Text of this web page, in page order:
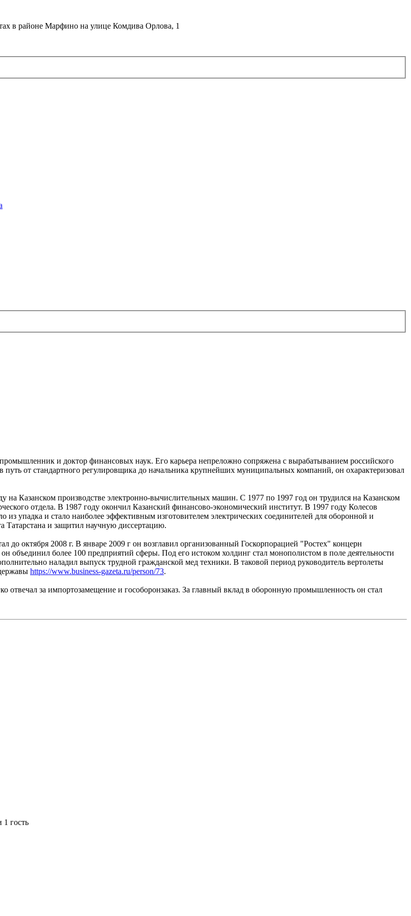
в районе Марфино на улице Комдива Орлова, 1
и доктор финансовых наук. Его карьера непреложно сопряжена с вырабатыванием российского
от стандартного регулировщика до начальника крупнейших муниципальных компаний, он охарактеризовал
на Казанском производстве электронно-вычислительных машин. С 1977 по 1997 год он трудился на Казанском
отдела. В 1987 году окончил Казанский финансово-экономический институт. В 1997 году Колесов
упадка и стало наиболее эффективным изготовителем электрических соединителей для оборонной и
Татарстана и защитил научную диссертацию.
до октября 2008 г. В январе 2009 г он возглавил организованный Госкорпорацией "Ростех" концерн
более 100 предприятий сферы. Под его истоком холдинг стал монополистом в поле деятельности
наладил выпуск трудной гражданской мед техники. В таковой период руководитель вертолеты
https://www.business-gazeta.ru/person/73.
отвечал за импортозамещение и гособоронзаказ. За главный вклад в оборонную промышленность он стал
1 гость